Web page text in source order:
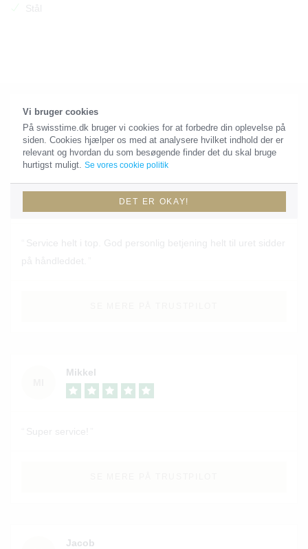
Stål
Tilfældige referencer
PE
Per
Service helt i top. God personlig betjening helt til uret sidder
på håndleddet.
Mikkel
Super service!
Jacob
Vi bruger cookies
På swisstime.dk bruger vi cookies for at forbedre din oplevelse på
siden. Cookies hjælper os med at analysere hvilket indhold der er
relevant og hvordan du som besøgende finder det du skal bruge
hurtigst muligt. Se vores cookie politik
DET ER OKAY!